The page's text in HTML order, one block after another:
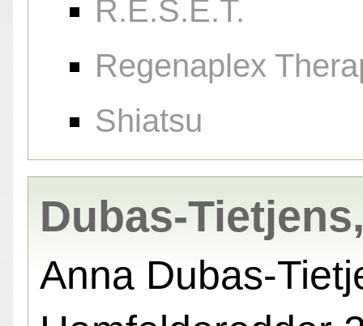
R.E.S.E.T.
Regenaplex
Shiatsu
Dubas-
Anna Dubas-